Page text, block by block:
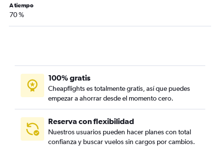
A tiempo
70 %
100% gratis
Cheapflights es totalmente gratis, así que puedes
empezar a ahorrar desde el momento cero.
Reserva con flexibilidad
Nuestros usuarios pueden hacer planes con total
confianza y buscar vuelos sin cargos por cambios.